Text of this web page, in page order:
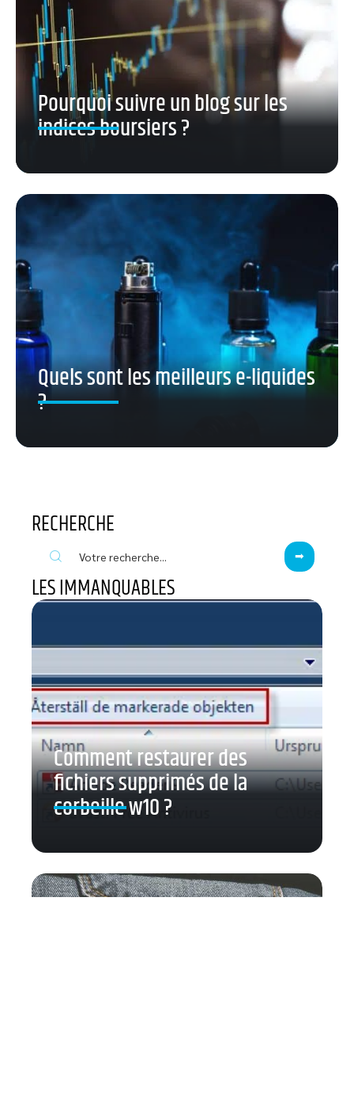
Pourquoi suivre un blog sur les
indices boursiers ?
Quels sont les meilleurs e-liquides
?
RECHERCHE
LES IMMANQUABLES
Comment restaurer des
fichiers supprimés de la
corbeille w10 ?